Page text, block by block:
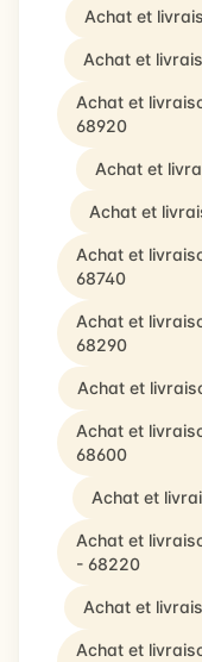
Achat et
Achat et
Achat et
68920
Achat et
Achat et
Achat et
68740
Achat et
68290
Achat et
Achat et
68600
Achat et
Achat et
- 68220
Achat et
Achat et